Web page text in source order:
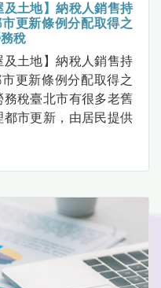
及土地】納稅人銷售持
更新條例分配取得之
稅
及土地】納稅人銷售持
更新條例分配取得之
稅臺北市有很多老舊
市更新，由居民提供